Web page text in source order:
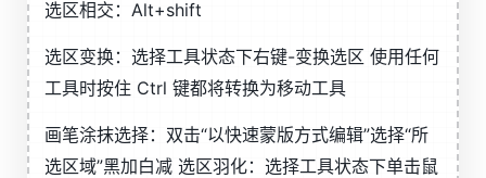
选区相交：Alt+shift
选区变换：选择工具状态下右键-变换选区 使用任何
工具时按住 Ctrl 键都将转换为移动工具
画笔涂抹选择：双击“以快速蒙版方式编辑”选择“所
选区域”黑加白减 选区羽化：选择工具状态下单击鼠